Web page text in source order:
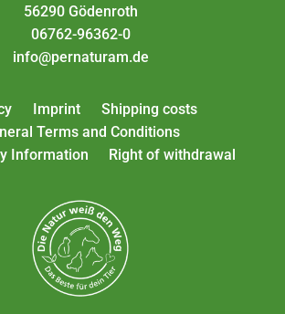
56290 Gödenroth
06762-96362-0
info@pernaturam.de
Imprint
Shipping costs
Terms and Conditions
Information
Right of withdrawal